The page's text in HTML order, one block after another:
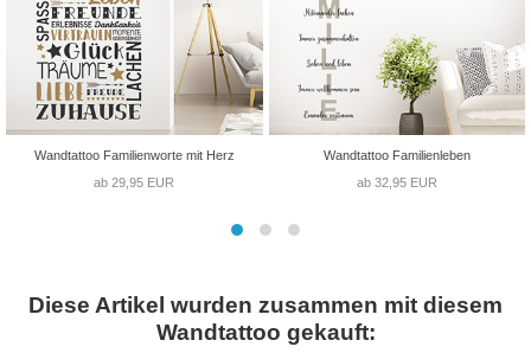
Wandtattoo Familienworte mit Herz
ab 29,95 EUR
Wandtattoo Familienleben
ab 32,95 EUR
Diese Artikel wurden zusammen mit diesem
Wandtattoo gekauft: